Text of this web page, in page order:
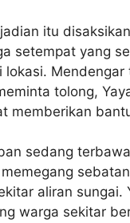
itu
setempat yang
lokasi. Mendengar
tolong,
memberikan
sedang
aliran sungai.
warga sekitar